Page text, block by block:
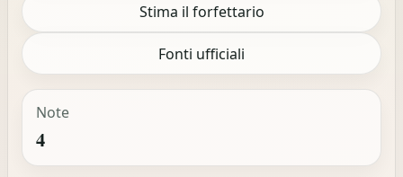
Stima il forfettario
Fonti ufficiali
Note
4